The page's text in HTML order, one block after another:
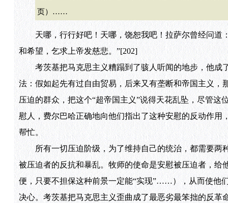
页）……
天哪，行行好吧！天哪，饶恕我吧！拉萨尔曾经问道
和希望，乞求上帝发慈悲。”[202]
考茨基把马克思主义糟蹋到了骇人听闻的地步，他成
法：假如起先有过自由贸易，后来又有垄断和帝国主义，
压迫的群众，把这个“超帝国主义”说得天花乱坠，尽管
慰人，费尔巴哈正确地向他们指出了这种安慰的反动作
帮忙。
所有一切压迫阶级，为了维持自己的统治，都需要两
被压迫者的反抗和暴乱。牧师的使命是安慰被压迫者，
便，只要不担保这种前景一定能“实现”……），从而使他
决心。考茨基把马克思主义歪曲成了最恶劣最笨拙的反革